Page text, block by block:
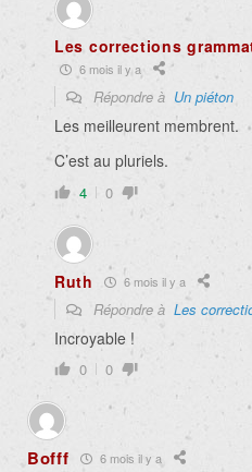
Les corrections
6 mois il y a
Répondre à Un piéton
Les meilleurent membrent.
C’est au pluriels.
4 0
Ruth 6 mois il y a
Répondre à Les
Incroyable !
0 0
Bofff 6 mois il y a